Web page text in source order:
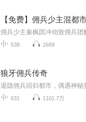
【免费】佣兵少主混都
538 2689
狼牙佣兵传奇
631 1101.7万